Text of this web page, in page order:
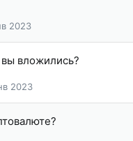
2023
вложились?
2023